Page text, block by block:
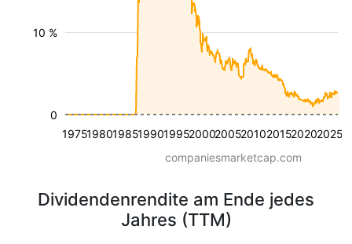
19751980198519901995200020052010201520202025
10 %
0
companiesmarketcap.com
Dividendenrendite am Ende jedes
Jahres (TTM)